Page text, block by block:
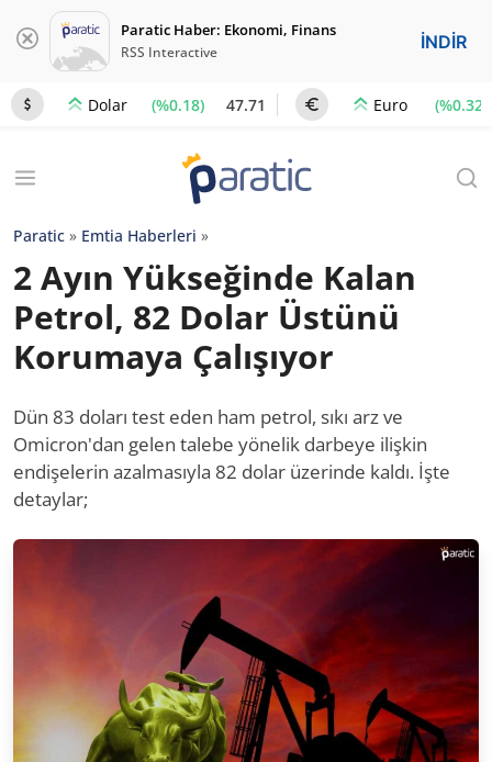
Paratic Haber: Ekonomi, Finans
RSS Interactive İNDİR
Dolar (%0.18) 47.71 Euro (%0.32)
Paratic » Emtia Haberleri »
2 Ayın Yükseğinde Kalan
Petrol, 82 Dolar Üstünü
Korumaya Çalışıyor
Dün 83 doları test eden ham petrol, sıkı arz ve
Omicron'dan gelen talebe yönelik darbeye ilişkin
endişelerin azalmasıyla 82 dolar üzerinde kaldı. İşte
detaylar;